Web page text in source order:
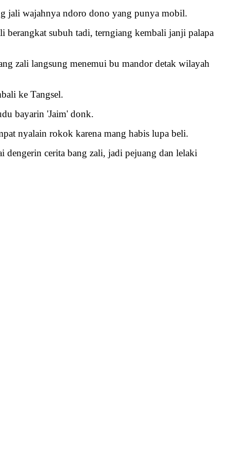
jali wajahnya ndoro dono yang punya mobil.
subuh tadi, terngiang kembali janji palapa
zali langsung menemui bu mandor detak wilayah
ke Tangsel.
bayarin 'Jaim' donk.
nyalain rokok karena mang habis lupa beli.
cerita bang zali, jadi pejuang dan lelaki